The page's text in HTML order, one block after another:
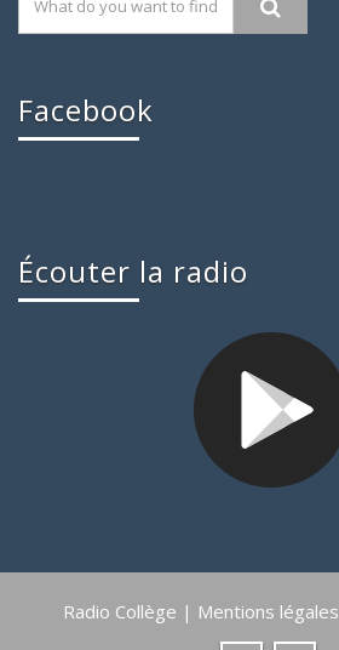
Facebook
Écouter la radio
Radio Collège | Mentions légales